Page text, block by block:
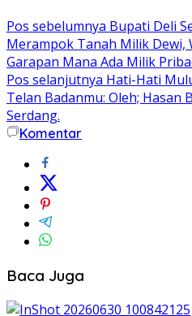
Pos sebelumnya Bupati Deli
Merampok Tanah Milik Dewi,
Garapan Mana Ada Milik
Pos selanjutnya Hati-Hati
Telan Badanmu: Oleh; Hasan
Serdang.
Komentar
Baca Juga